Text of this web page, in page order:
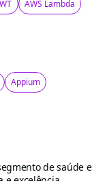
AWS Lambda
Appium
de saúde e